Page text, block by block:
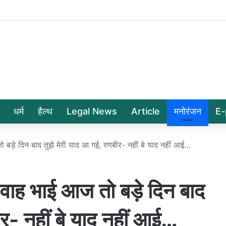
धर्म हैल्थ Legal News Article मनोरंजन
दिन बाद तुझे मेरी याद आ गई, रणबीर- नहीं बे याद नहीं आई…
भाई आज तो बड़े दिन बाद
नहीं बे याद नहीं आई…